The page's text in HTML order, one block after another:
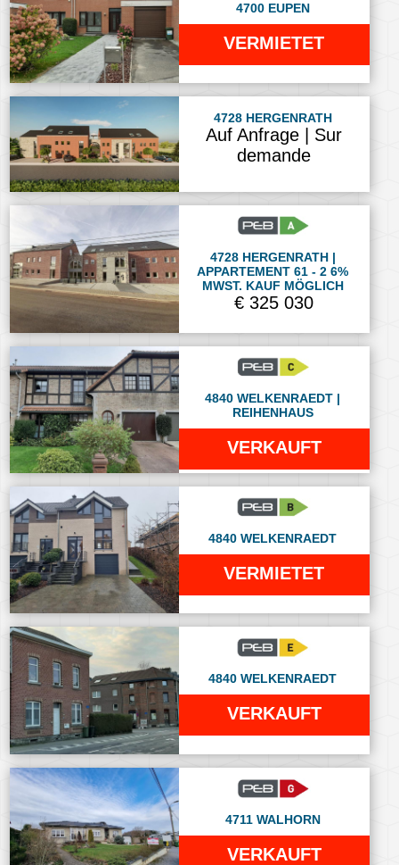
4700 EUPEN
VERMIETET
4728 HERGENRATH
Auf Anfrage | Sur
demande
4728 HERGENRATH |
APPARTEMENT 61 - 2 6%
MWST. KAUF MÖGLICH
€ 325 030
4840 WELKENRAEDT |
REIHENHAUS
VERKAUFT
4840 WELKENRAEDT
VERMIETET
4840 WELKENRAEDT
VERKAUFT
4711 WALHORN
VERKAUFT